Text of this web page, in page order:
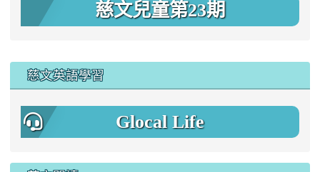
慈文兒童第23期
慈文英語學習
Glocal Life